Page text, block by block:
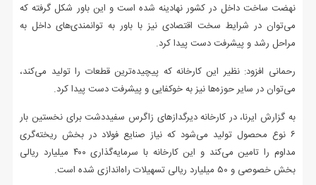
نهضت ساخت داخل در کشور نهادینه شده است و این باور شکل گرفته که
می‌توان در شرایط سخت اقتصادی نیز با باور به توانمندی‌های داخل به
مراحل رشد و پیشرفت دست پیدا کرد.
رحمانی افزود: نظیر این کارخانه که پیچیده‌ترین قطعات را تولید می‌کند،
می‌توان در سایر حوزه‌ها نیز به خوکفایی و پیشرفت دست پیدا کرد.
به گزارش ایرنا، در کارخانه دیرگدازهای زاگرس سفیددشت برای نخستین بار
۶ نوع محصول تولید می‌شود که نیاز صنایع فولاد در بخش ریخته‌گری
مداوم را تامین می‌کند و این کارخانه با سرمایه‌گذاری ۴۰۰ میلیارد ریالی
بخش خصوصی و ۵۰ میلیارد ریالی تسهیلات راه‌اندازی شده است.